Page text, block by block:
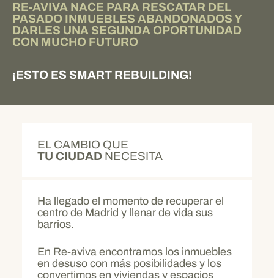
RE-AVIVA NACE PARA RESCATAR DEL
PASADO INMUEBLES ABANDONADOS Y
DARLES UNA SEGUNDA OPORTUNIDAD
CON MUCHO FUTURO
¡ESTO ES SMART REBUILDING!
EL CAMBIO QUE
TU CIUDADNECESITA
Ha llegado el momento de recuperar el
centro de Madrid y llenar de vida sus
barrios.
En Re-aviva encontramos los inmuebles
en desuso con más posibilidades y los
convertimos en viviendas y espacios